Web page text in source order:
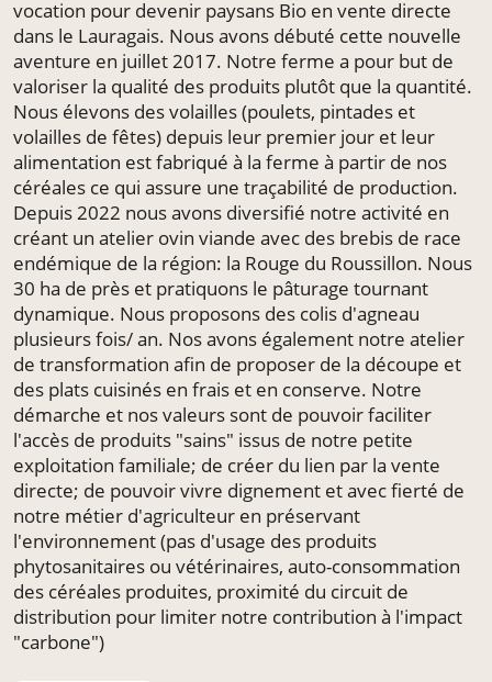
vocation pour devenir paysans Bio en vente directe
dans le Lauragais. Nous avons débuté cette nouvelle
aventure en juillet 2017. Notre ferme a pour but de
valoriser la qualité des produits plutôt que la quantité.
Nous élevons des volailles (poulets, pintades et
volailles de fêtes) depuis leur premier jour et leur
alimentation est fabriqué à la ferme à partir de nos
céréales ce qui assure une traçabilité de production.
Depuis 2022 nous avons diversifié notre activité en
créant un atelier ovin viande avec des brebis de race
endémique de la région: la Rouge du Roussillon. Nous
30 ha de près et pratiquons le pâturage tournant
dynamique. Nous proposons des colis d'agneau
plusieurs fois/ an. Nos avons également notre atelier
de transformation afin de proposer de la découpe et
des plats cuisinés en frais et en conserve. Notre
démarche et nos valeurs sont de pouvoir faciliter
l'accès de produits "sains" issus de notre petite
exploitation familiale; de créer du lien par la vente
directe; de pouvoir vivre dignement et avec fierté de
notre métier d'agriculteur en préservant
l'environnement (pas d'usage des produits
phytosanitaires ou vétérinaires, auto-consommation
des céréales produites, proximité du circuit de
distribution pour limiter notre contribution à l'impact
"carbone")